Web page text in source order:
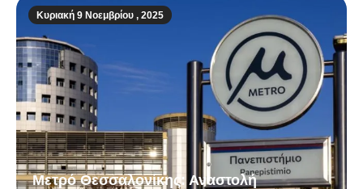
Κυριακή 9 Νοεμβρίου , 2025
Μετρό Θεσσαλονίκης: Αναστολή